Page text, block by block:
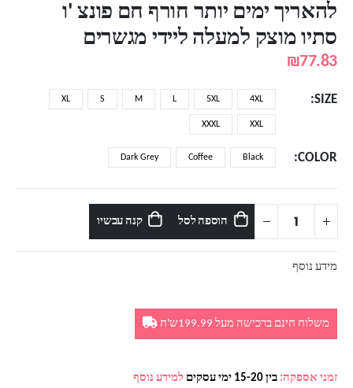
להאריך ימים יותר חורף חם פונצ 'ו
סתיו מוצק למעלה ליידי מגשרים
₪77.83
SIZE
4XL
5XL
L
M
S
XL
XXL
XXXL
COLOR
Black
Coffee
Dark Grey
הוספה לסל קנה עכשיו
מידע נוסף
משלוח חינם ברכישה מעל 199.99ש'ח
זמני אספקה: בין 15-20 ימי עסקים
למידע נוסף